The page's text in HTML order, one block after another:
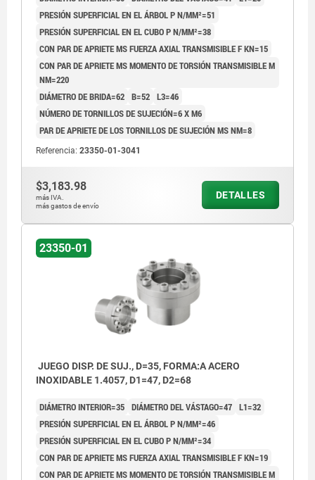
PRESIÓN SUPERFICIAL EN EL ÁRBOL P N/MM²=51
PRESIÓN SUPERFICIAL EN EL CUBO P N/MM²=38
CON PAR DE APRIETE MS FUERZA AXIAL TRANSMISIBLE F KN=15
CON PAR DE APRIETE MS MOMENTO DE TORSIÓN TRANSMISIBLE M
NM=220
DIÁMETRO DE BRIDA=62 B=52 L3=46
NÚMERO DE TORNILLOS DE SUJECIÓN=6 X M6
PAR DE APRIETE DE LOS TORNILLOS DE SUJECIÓN MS NM=8
Referencia: 23350-01-3041
$3,183.98
más IVA.
más gastos de envío
DETALLES
23350-01
JUEGO DISP. DE SUJ., D=35, FORMA:A ACERO
INOXIDABLE 1.4057, D1=47, D2=68
DIÁMETRO INTERIOR=35 DIÁMETRO DEL VÁSTAGO=47 L1=32
PRESIÓN SUPERFICIAL EN EL ÁRBOL P N/MM²=46
PRESIÓN SUPERFICIAL EN EL CUBO P N/MM²=34
CON PAR DE APRIETE MS FUERZA AXIAL TRANSMISIBLE F KN=19
CON PAR DE APRIETE MS MOMENTO DE TORSIÓN TRANSMISIBLE M